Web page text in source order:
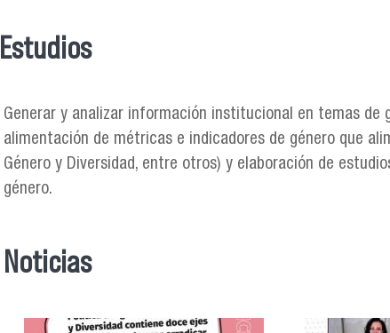
Se encuentra usted aquí
Estudios
Generar y analizar información institucional en temas de
alimentación de métricas e indicadores de género que
Género y Diversidad, entre otros) y elaboración de
género.
Noticias